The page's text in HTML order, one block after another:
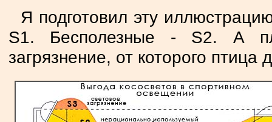
Я подготовил эту
S1. Бесполезные - S2. А
загрязнение, от которого птица